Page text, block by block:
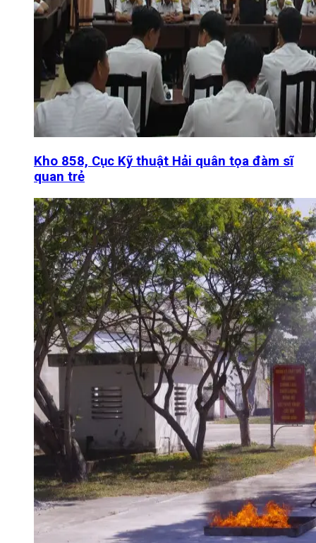
Kho 858, Cục Kỹ thuật Hải quân tọa đàm sĩ
quan trẻ